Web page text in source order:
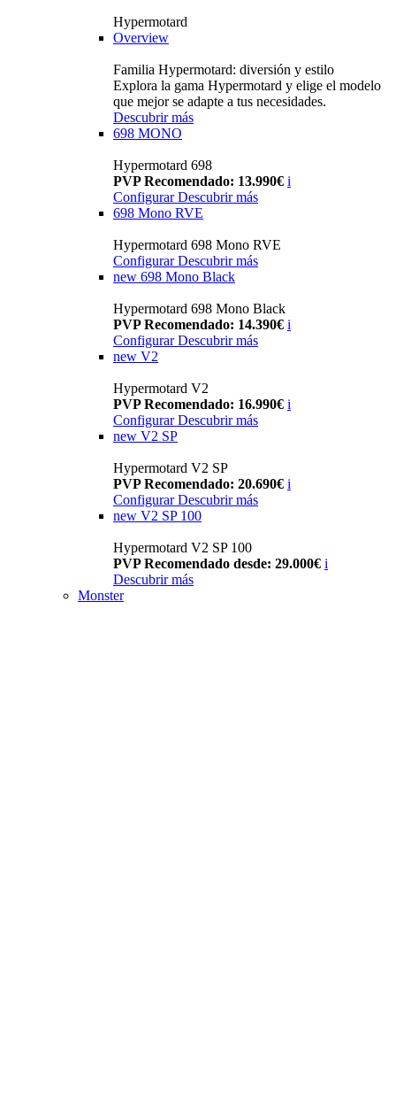
Hypermotard
Overview
Familia Hypermotard: diversión y estilo
Explora la gama Hypermotard y elige el modelo
que mejor se adapte a tus necesidades.
Descubrir más
698 MONO
Hypermotard 698
PVP Recomendado: 13.990€ i
ConfigurarDescubrir más
698 Mono RVE
Hypermotard 698 Mono RVE
Configurar Descubrir más
new 698 Mono Black
Hypermotard 698 Mono Black
PVP Recomendado: 14.390€ i
Configurar Descubrir más
new V2
Hypermotard V2
PVP Recomendado: 16.990€ i
Configurar Descubrir más
new V2 SP
Hypermotard V2 SP
PVP Recomendado: 20.690€ i
Configurar Descubrir más
new V2 SP 100
Hypermotard V2 SP 100
PVP Recomendado desde: 29.000€ i
Descubrir más
Monster